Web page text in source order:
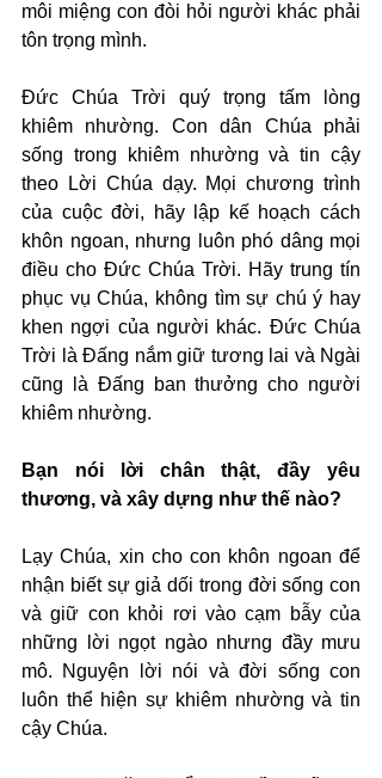
môi miệng con đòi hỏi người khác phải
tôn trọng mình.
Đức Chúa Trời quý trọng tấm lòng
khiêm nhường. Con dân Chúa phải
sống trong khiêm nhường và tin cậy
theo Lời Chúa dạy. Mọi chương trình
của cuộc đời, hãy lập kế hoạch cách
khôn ngoan, nhưng luôn phó dâng mọi
điều cho Đức Chúa Trời. Hãy trung tín
phục vụ Chúa, không tìm sự chú ý hay
khen ngợi của người khác. Đức Chúa
Trời là Đấng nắm giữ tương lai và Ngài
cũng là Đấng ban thưởng cho người
khiêm nhường.
Bạn nói lời chân thật, đầy yêu
thương, và xây dựng như thế nào?
Lạy Chúa, xin cho con khôn ngoan để
nhận biết sự giả dối trong đời sống con
và giữ con khỏi rơi vào cạm bẫy của
những lời ngọt ngào nhưng đầy mưu
mô. Nguyện lời nói và đời sống con
luôn thể hiện sự khiêm nhường và tin
cậy Chúa.